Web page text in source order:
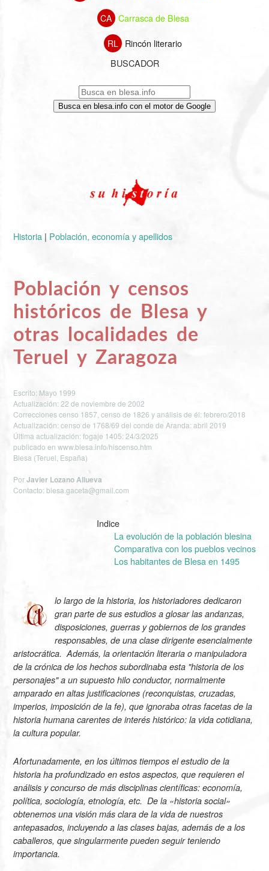
CA Carrasca de Blesa
RL
Rincón literario
BUSCADOR
Busca en blesa.info con el motor de Google
Historia | Población, economía y apellidos
Población y censos
históricos de Blesa y
otras localidades de
Teruel y Zaragoza
Escrito: Mayo 1999
Actualización: 22 de noviembre de 2002
Correcciones censo 1857, censo de 1826 y análisis de él: febrero/2018
Actualización: censo de 1768/69 del conde de Aranda: abril 2019
Última actualización: fogaje 1405: 24/3/2025
publicado en www.blesa.info/hiscenso.htm
Blesa (Teruel, España)
PorJavier Lozano Allueva
Contacto: blesa.gaceta@gmail.com
Indice
La evolución de la población blesina
Comparativa con los pueblos vecinos
Los habitantes de Blesa en 1495
lo largo de la historia, los historiadores dedicaron
gran parte de sus estudios a glosar las andanzas,
disposiciones, guerras y gobiernos de los grandes
responsables, de una clase dirigente esencialmente
aristocrática. Además, la orientación literaria o manipuladora
de la crónica de los hechos subordinaba esta "historia de los
personajes" a un supuesto hilo conductor, normalmente
amparado en altas justificaciones (reconquistas, cruzadas,
imperios, imposición de la fe), que ignoraba otras facetas de la
historia humana carentes de interés histórico: la vida cotidiana,
la cultura popular.
Afortunadamente, en los últimos tiempos el estudio de la
historia ha profundizado en estos aspectos, que requieren el
análisis y concurso de más disciplinas científicas: economía,
política, sociología, etnología, etc. De la «historia social»
obtenemos una visión más clara de la vida de nuestros
antepasados, incluyendo a las clases bajas, además de a los
caballeros, que singularmente pueden seguir teniendo
importancia.